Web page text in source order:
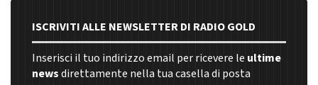
ISCRIVITI ALLE NEWSLETTER DI RADIO GOLD
Inserisci il tuo indirizzo email per ricevere le ultime
newsdirettamente nella tua casella di posta